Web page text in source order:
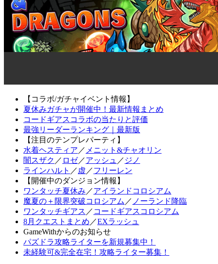
【コラボ/ガチャイベント情報】
夏休みガチャが開催中！最新情報まとめ
コードギアスコラボの当たりと評価
最強リーダーランキング｜最新版
【注目のテンプレパーティ】
水着ヘスティア ／ メニット&チャオリン
闇スザク ／ ロゼ／アッシュ ／ ジノ
ラインハルト ／ 虚 ／フリーレン
【開催中のダンジョン情報】
ワンタッチ夏休み ／アイランドコロシアム
魔夏の＋限界突破コロシアム ／ ノーランド降臨
ワンタッチギアス ／ コードギアスコロシアム
8月クエストまとめ ／EXラッシュ
GameWithからのお知らせ
パズドラ攻略ライターを新規募集中！
未経験可&完全在宅！攻略ライター募集！